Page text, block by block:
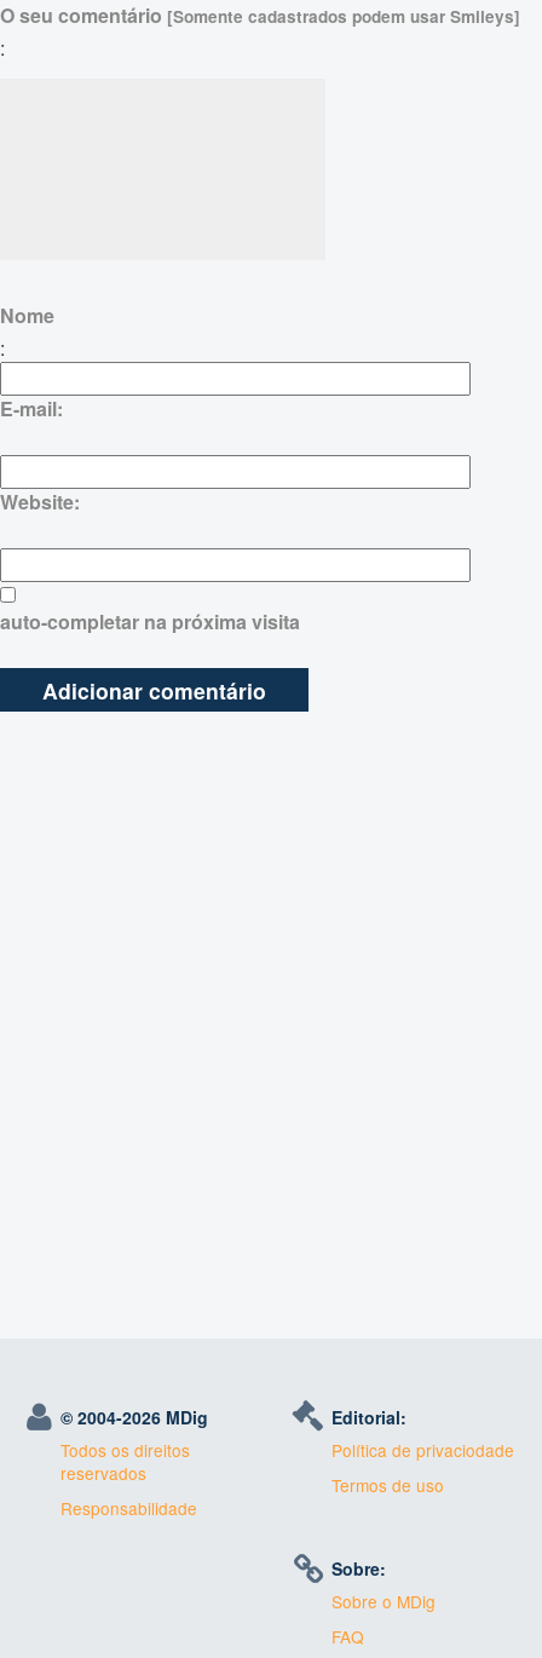
O seu comentário [Somente cadastrados podem usar Smileys]
:
Nome
:
E-mail:
Website:
auto-completar na próxima visita
© 2004-2026 MDig
Todos os direitos
reservados
Responsabilidade
Editorial:
Política de privaciodade
Termos de uso
Sobre:
Sobre o MDig
FAQ